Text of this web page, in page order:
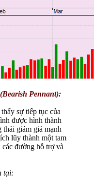
Pennant):
sự tiếp tục của
được hình thành
giảm giá mạnh
lũy thành một tam
đường hỗ trợ và
tại: